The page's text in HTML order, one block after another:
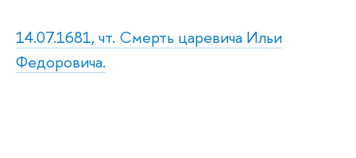
14.07.1681, чт. Смерть царевича Ильи
Федоровича.